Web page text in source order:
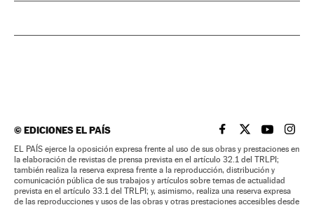
©EDICIONES EL PAÍS EL PAÍS BRASIL EN
EL PAÍSEL PAÍS
EL
EL PAÍS ejerce la oposición expresa frente al uso de sus obras y prestaciones en
la elaboración de revistas de prensa prevista en el artículo 32.1 del TRLPI;
también realiza la reserva expresa frente a la reproducción, distribución y
comunicación pública de sus trabajos y artículos sobre temas de actualidad
prevista en el artículo 33.1 del TRLPI; y, asimismo, realiza una reserva expresa
de las reproducciones y usos de las obras y otras prestaciones accesibles desde